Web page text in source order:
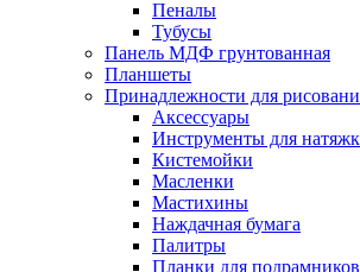
Пеналы
Тубусы
Панель МДФ грунтованная
Планшеты
Принадлежности для
Аксессуары
Инструменты для
Кистемойки
Масленки
Мастихины
Наждачная бумага
Палитры
Планки для подрамников